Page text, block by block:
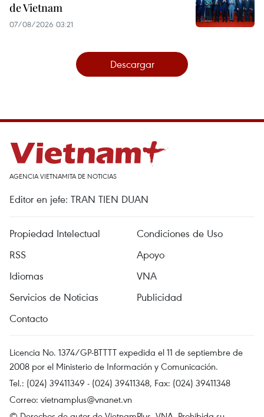
de Vietnam
07/08/2026 03:21
Descargar
AGENCIA VIETNAMITA DE NOTICIAS
Editor en jefe: TRAN TIEN DUAN
Propiedad Intelectual
Condiciones de Uso
RSS
Apoyo
Idiomas
VNA
Servicios de Noticias
Publicidad
Contacto
Licencia No. 1374/GP-BTTTT expedida el 11 de septiembre de
2008 por el Ministerio de Información y Comunicación.
Tel.: (024) 39411349 - (024) 39411348, Fax: (024) 39411348
Correo: vietnamplus@vnanet.vn